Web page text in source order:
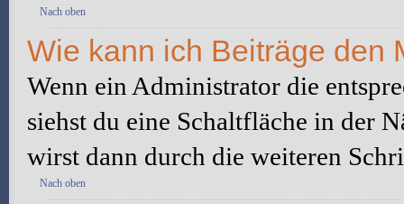
Nach oben
Wie kann ich Beiträge den
Wenn ein Administrator die
siehst du eine Schaltfläche in der
wirst dann durch die weiteren
Nach oben